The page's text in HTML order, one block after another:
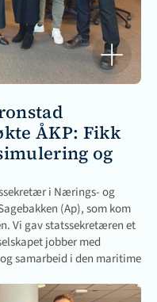
ÅKP: Fikk
og
i Nærings- og
(Ap), som kom
Vi gav statssekretæren et
jobber med
samarbeid i den maritime